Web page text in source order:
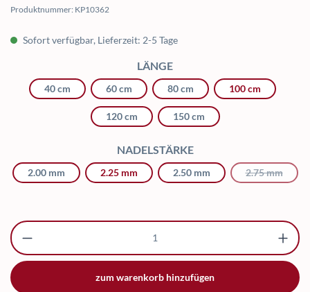
Produktnummer: KP10362
Sofort verfügbar, Lieferzeit: 2-5 Tage
LÄNGEAUSWÄHLEN
40 cm 60 cm 80 cm 100 cm
120 cm 150 cm
NADELSTÄRKEAUSWÄHLEN
2.00 mm 2.25 mm 2.50 mm 2.75 mm(Diese
Produkt Anzahl: Gib den gewünschten Wert
zum warenkorb hinzufügen